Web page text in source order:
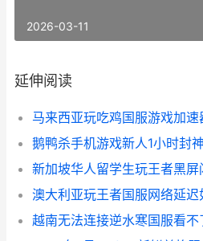
2026-03-11
延伸阅读